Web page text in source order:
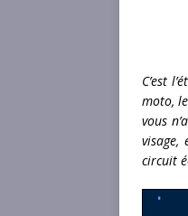
C’est
moto,
vous
visage,
circuit